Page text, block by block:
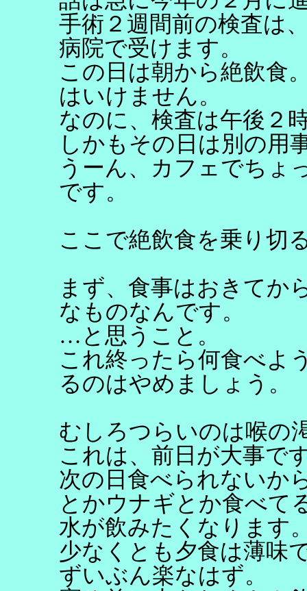
手術２週間前の検査は
病院で受けます。
この日は朝から絶飲食
はいけません。
なのに、検査は午後２
しかもその日は別の用
うーん、カフェでちょ
です。
ここで絶飲食を乗り切
まず、食事はおきてか
なものなんです。
…と思うこと。
これ終ったら何食べよ
るのはやめましょう。
むしろつらいのは喉の
これは、前日が大事で
次の日食べられないか
とかウナギとか食べて
水が飲みたくなります
少なくとも夕食は薄味
ずいぶん楽なはず。